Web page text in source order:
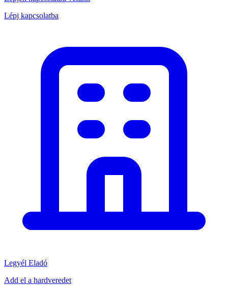
Lépj kapcsolatba
Legyél Eladó
Add el a hardveredet